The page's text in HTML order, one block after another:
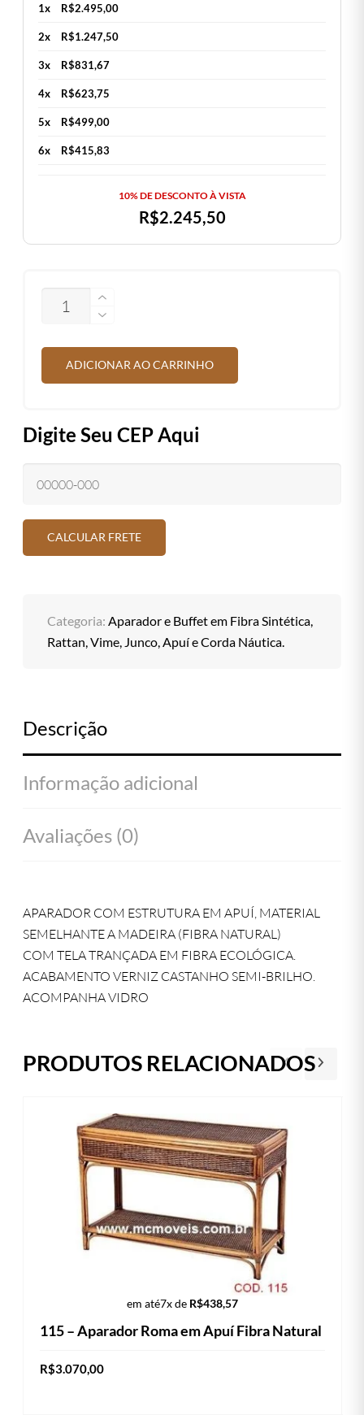
1x R$2.495,00
2x R$1.247,50
3x R$831,67
4x R$623,75
5x R$499,00
6x R$415,83
10% DE DESCONTO À VISTA
R$2.245,50
QUANTIDADE
ADICIONAR AO CARRINHO
Digite Seu CEP Aqui
Categoria:Aparador e Buffet em Fibra Sintética,
Rattan, Vime, Junco, Apuí e Corda Náutica.
Descrição
Informação adicional
Avaliações (0)
APARADOR COM ESTRUTURA EM APUÍ, MATERIAL
SEMELHANTE A MADEIRA (FIBRA NATURAL)
COM TELA TRANÇADA EM FIBRA ECOLÓGICA.
ACABAMENTO VERNIZ CASTANHO SEMI-BRILHO.
ACOMPANHA VIDRO
PRODUTOS RELACIONADOS
em até7x de R$438,57
115 – Aparador Roma em Apuí Fibra Natural
R$3.070,00